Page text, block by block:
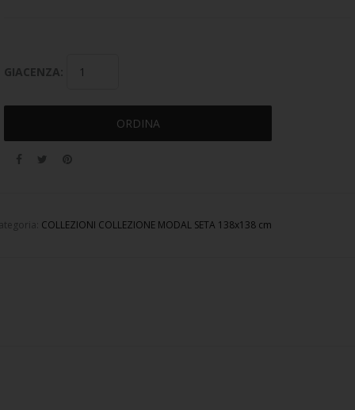
GIACENZA:
ORDINA
COLLEZIONI COLLEZIONE MODAL SETA 138x138 cm